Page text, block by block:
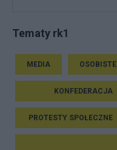
Tematy rk1
MEDIA OSOBISTE
KONFEDERACJA
PROTESTY SPOŁECZNE